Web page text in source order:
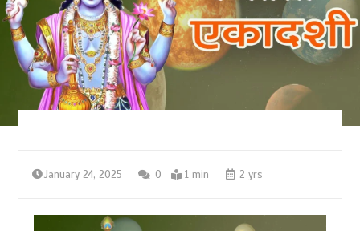
January 24, 2025 0 1 min 2 yrs